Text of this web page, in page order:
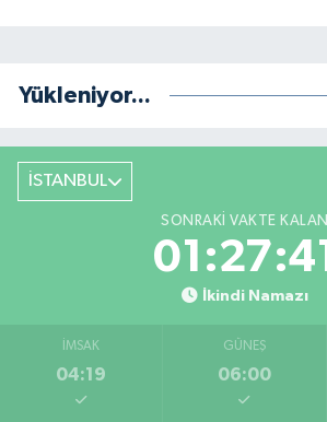
Yükleniyor...
İSTANBUL
SONRAKI VAKTE KALAN
01:27:40
İkindi Namazı
İMSAK
04:19
GÜNEŞ
06:00